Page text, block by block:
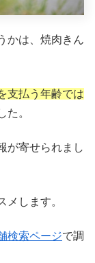
かは、焼肉きん
支払う年齢では
た。
が寄せられまし
メします。
検索ページで調